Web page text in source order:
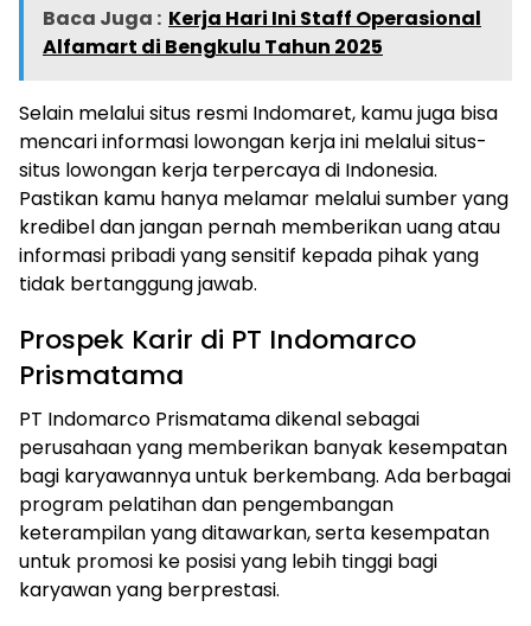
Baca Juga : Kerja Hari Ini Staff Operasional
Alfamart di Bengkulu Tahun 2025
Selain melalui situs resmi Indomaret, kamu juga bisa
mencari informasi lowongan kerja ini melalui situs-
situs lowongan kerja terpercaya di Indonesia.
Pastikan kamu hanya melamar melalui sumber yang
kredibel dan jangan pernah memberikan uang atau
informasi pribadi yang sensitif kepada pihak yang
tidak bertanggung jawab.
Prospek Karir di PT Indomarco
Prismatama
PT Indomarco Prismatama dikenal sebagai
perusahaan yang memberikan banyak kesempatan
bagi karyawannya untuk berkembang. Ada berbagai
program pelatihan dan pengembangan
keterampilan yang ditawarkan, serta kesempatan
untuk promosi ke posisi yang lebih tinggi bagi
karyawan yang berprestasi.